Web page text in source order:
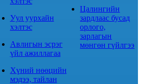
Уул уурхайн
хэлтэс
Авлигын эсрэг
үйл ажиллагаа
Хүний нөөцийн
мэдээ, тайлан
Цалингийн
зардлаас бусад
орлого,
зарлагын
мөнгөн гүйлгээ